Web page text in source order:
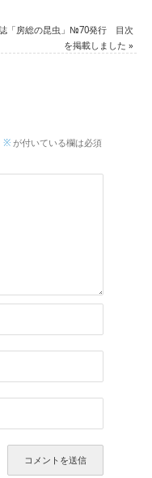
「房総の昆虫」№70発行 目次
を掲載しました»
※が付いている欄は必須